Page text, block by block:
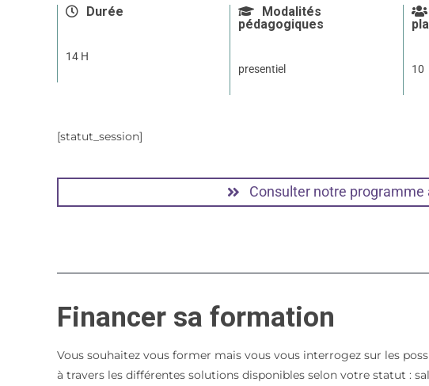
Durée
14 H
Modalités
pédagogiques
presentiel 10
[statut_session]
Consulter notre programme
Financer sa formation
Vous souhaitez vous former mais vous vous interrogez sur les
à travers les différentes solutions disponibles selon votre statut :